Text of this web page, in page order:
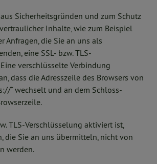
Sicherheitsgründen und zum Schutz
Inhalte, wie zum Beispiel
Anfragen, die Sie an uns als
eine SSL- bzw. TLS-
verschlüsselte Verbindung
dass die Adresszeile des Browsers von
“ wechselt und an dem Schloss-
TLS-Verschlüsselung aktiviert ist,
die Sie an uns übermitteln, nicht von
werden.